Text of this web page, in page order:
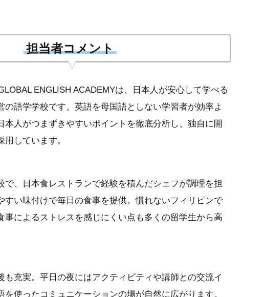
担当者コメント
ENGLISH ACADEMYは、日本人が安心して学べる
の語学学校です。英語を母国語としない学習者が効率よ
本人がつまずきやすいポイントを徹底分析し、独自に開
しています。
で、日本食レストランで経験を積んだシェフが調理を担
すい味付けで毎日の食事を提供。慣れないフィリピンで
事によるストレスを感じにくい点も多くの留学生から高
も充実。平日の夜にはアクティビティや講師との交流イ
使ったコミュニケーションの場が自然に広がります。